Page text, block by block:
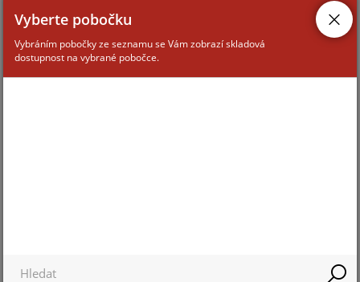
Vyberte pobočku
Vybráním pobočky ze seznamu se Vám zobrazí skladová
dostupnost na vybrané pobočce.